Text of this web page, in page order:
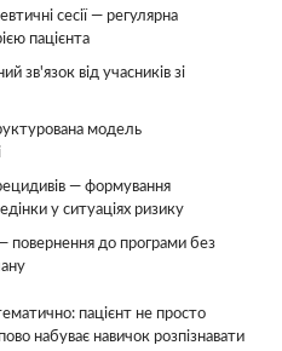
сесії — регулярна
пацієнта
зв'язок від учасників зі
модель
— формування
у ситуаціях ризику
— повернення до програми без
пацієнт не просто
набуває навичок розпізнавати